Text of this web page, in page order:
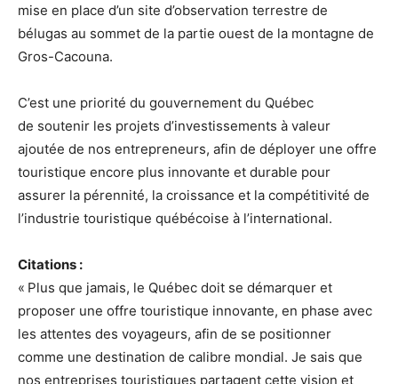
mise en place d’un site d’observation terrestre de
bélugas au sommet de la partie ouest de la montagne de
Gros-Cacouna.
C’est une priorité du gouvernement du Québec
de soutenir les projets d’investissements à valeur
ajoutée de nos entrepreneurs, afin de déployer une offre
touristique encore plus innovante et durable pour
assurer la pérennité, la croissance et la compétitivité de
l’industrie touristique québécoise à l’international.
Citations :
« Plus que jamais, le Québec doit se démarquer et
proposer une offre touristique innovante, en phase avec
les attentes des voyageurs, afin de se positionner
comme une destination de calibre mondial. Je sais que
nos entreprises touristiques partagent cette vision et